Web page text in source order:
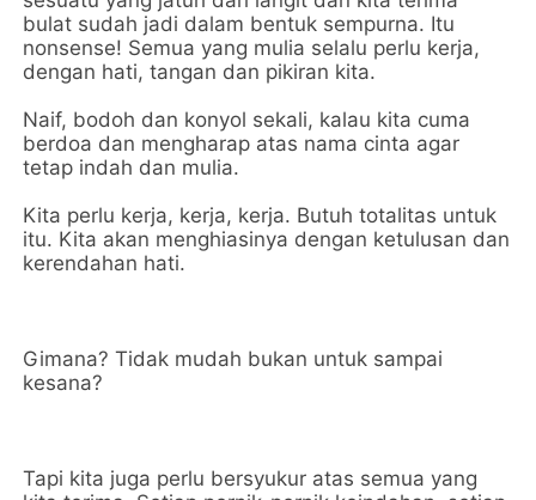
bulat sudah jadi dalam bentuk sempurna. Itu
nonsense! Semua yang mulia selalu perlu kerja,
dengan hati, tangan dan pikiran kita.
Naif, bodoh dan konyol sekali, kalau kita cuma
berdoa dan mengharap atas nama cinta agar
tetap indah dan mulia.
Kita perlu kerja, kerja, kerja. Butuh totalitas untuk
itu. Kita akan menghiasinya dengan ketulusan dan
kerendahan hati.
Gimana? Tidak mudah bukan untuk sampai
kesana?
Tapi kita juga perlu bersyukur atas semua yang